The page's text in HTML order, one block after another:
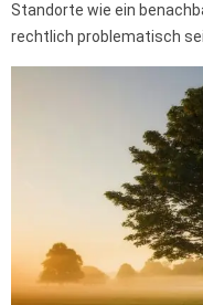
Standorte wie ein
rechtlich problematisch